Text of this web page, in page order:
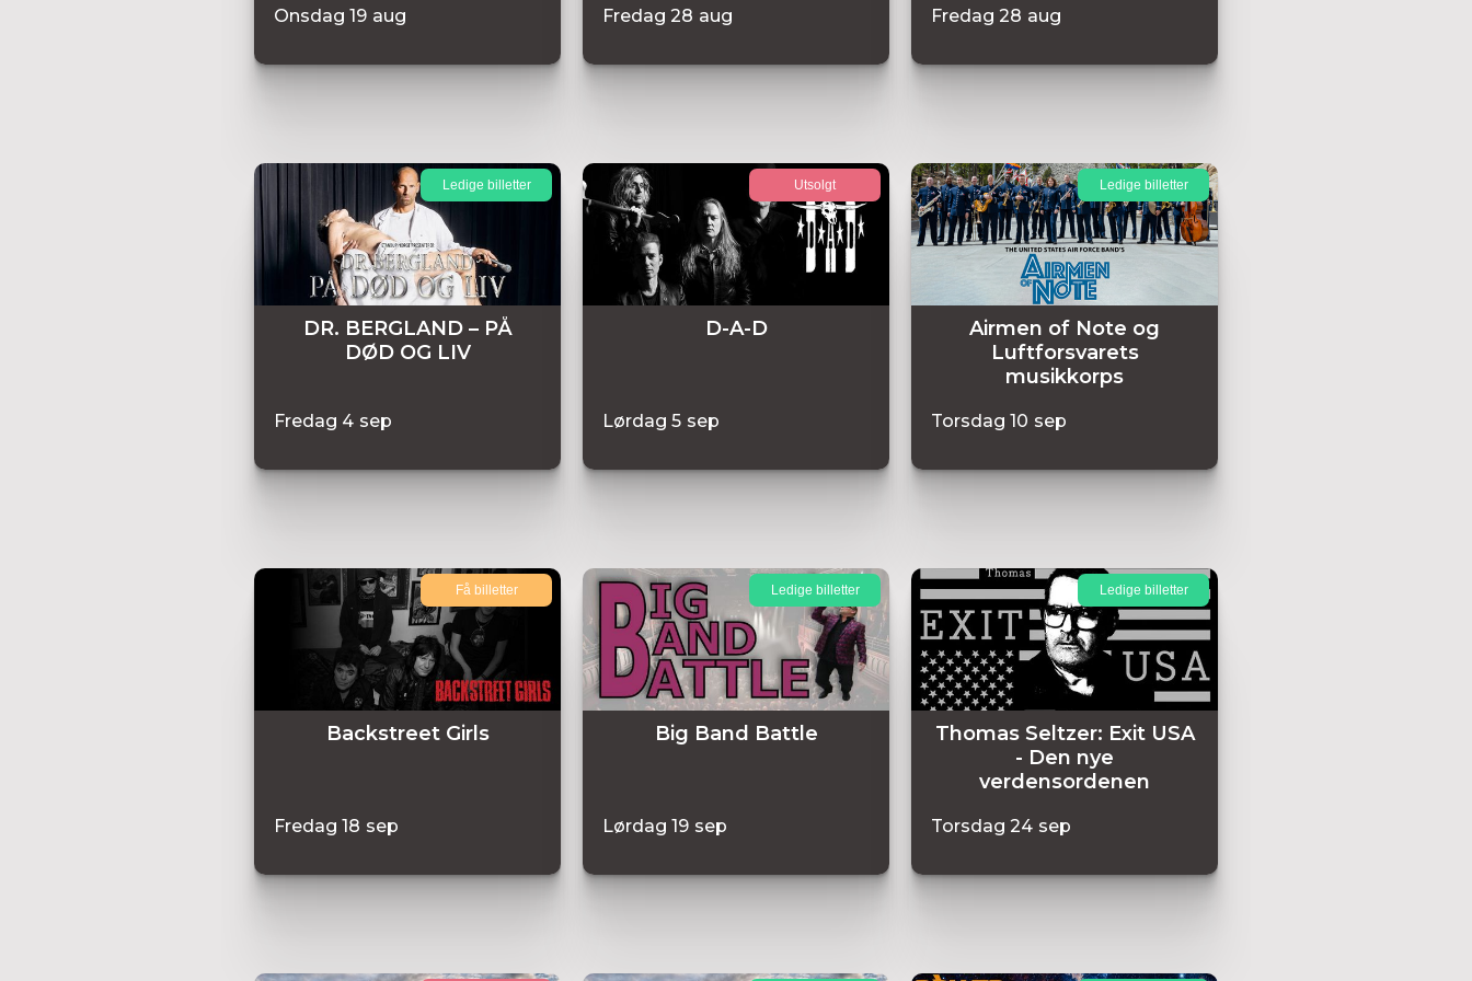
Onsdag 19 aug Fredag 28 aug Fredag 28 aug
DR. BERGLAND – PÅ
DØD OG LIV
Fredag 4 sep
Ledige billetter
D-A-D
Lørdag 5 sep
Utsolgt
Airmen of Note og
Luftforsvarets
musikkorps
Torsdag 10 sep
Ledige billetter
Backstreet Girls
Fredag 18 sep
Få billetter
Big Band Battle
Lørdag 19 sep
Ledige billetter
Thomas Seltzer: Exit USA
- Den nye
verdensordenen
Torsdag 24 sep
Ledige billetter